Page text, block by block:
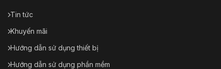
Tin tức
Khuyến mãi
Hướng dẫn sử dụng thiết bị
Hướng dẫn sử dụng phần mềm